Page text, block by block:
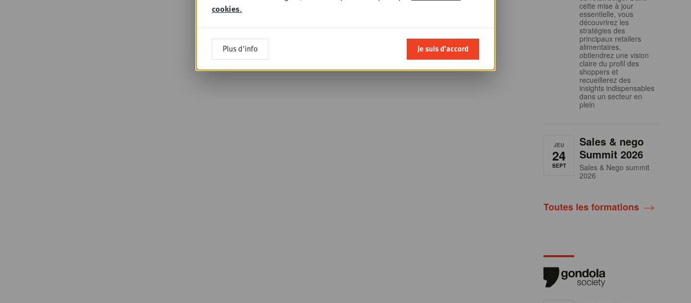
cette mise à jour
essentielle, vous
découvrirez les
stratégies des
principaux retailers
alimentaires,
obtiendrez une vision
claire du profil des
shoppers et
recueillerez des
insights indispensables
dans un secteur en
plein
JEU
24
SEPT
Sales & nego
Summit 2026
Sales & Nego summit
2026
Toutes les formations
cookies.
Plus d'info Je suis d'accord